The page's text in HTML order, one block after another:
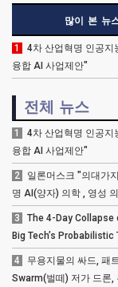
많이 본 뉴
1
4차 산업혁명 인공지
융합 AI 사업제안"
전체 뉴스
1
4차 산업혁명 인공지
융합 AI 사업제안"
2
일론머스크 "의대가
명 AI(양자) 의학 , 영성
3
The 4-Day
Big Tech’s Probabilistic
4
무용지물의 싸드, 패
Swarm(벌떼) 저가 드론,